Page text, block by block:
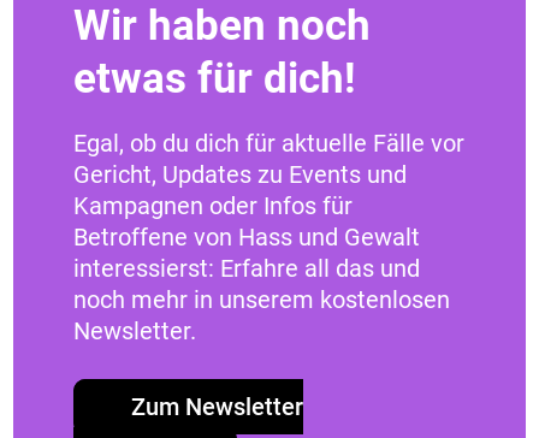
für Verbraucherschutz zur NetzDG-
Weiterlesen 17. Februar 2020
Wir haben noch
etwas für dich!
Egal, ob du dich für aktuelle Fälle vor
Gericht, Updates zu Events und
Kampagnen oder Infos für
Betroffene von Hass und Gewalt
interessierst: Erfahre all das und
noch mehr in unserem kostenlosen
Newsletter.
Zum Newsletter